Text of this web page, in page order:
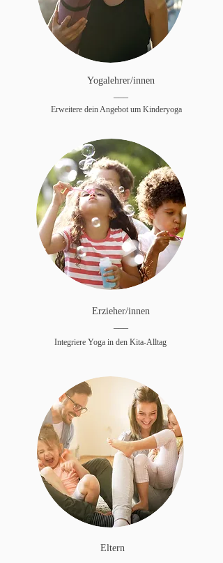
Yogalehrer/innen
Erweitere dein Angebot um Kinderyoga
Erzieher/innen
Integriere Yoga in den Kita-Alltag
Eltern